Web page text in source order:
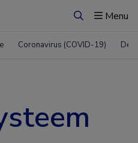
ZoekenMenu
Coronavirus (COVID-19)